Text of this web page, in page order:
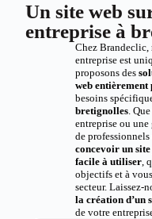
Un site web
entreprise à
Chez Brandeclic,
entreprise est
proposons des
web entièrement
besoins
bretignolles.
entreprise ou
de
concevoir un
facile à utiliser,
objectifs et à
secteur. Laissez-
la création d’un
de votre